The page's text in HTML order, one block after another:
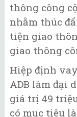
thông công
nhằm thúc
tiện giao
giao thông
Hiệp định
ADB làm đại
giá trị 49
có mục tiêu